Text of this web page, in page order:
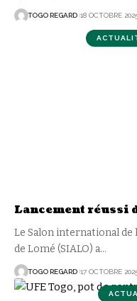
TOGO REGARD 18 OCTOBRE
Lancement réussi
Le Salon international de
de Lomé (SIALO) a…
TOGO REGARD 17 OCTOBRE